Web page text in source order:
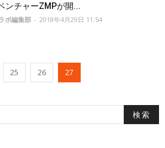
ンチャーZMPが開...
ボ編集部 - 2018年4月29日 11:54
25 26 27